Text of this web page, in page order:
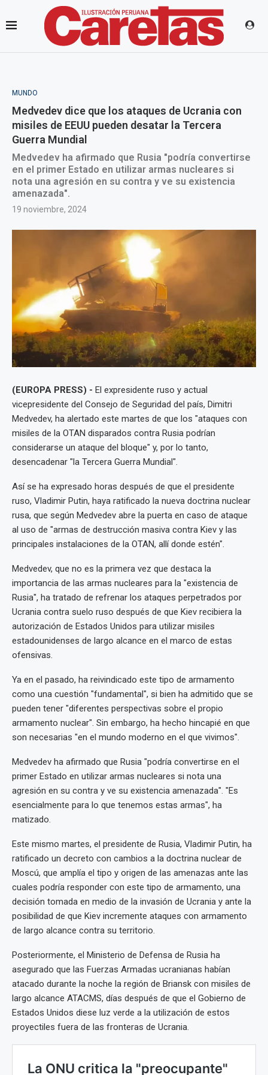
MUNDO
Medvedev dice que los ataques de Ucrania con
misiles de EEUU pueden desatar la Tercera
Guerra Mundial
Medvedev ha afirmado que Rusia "podría convertirse
en el primer Estado en utilizar armas nucleares si
nota una agresión en su contra y ve su existencia
amenazada".
19 noviembre, 2024
(EUROPA PRESS) - El expresidente ruso y actual
vicepresidente del Consejo de Seguridad del país, Dimitri
Medvedev, ha alertado este martes de que los "ataques con
misiles de la OTAN disparados contra Rusia podrían
considerarse un ataque del bloque" y, por lo tanto,
desencadenar "la Tercera Guerra Mundial".
Así se ha expresado horas después de que el presidente
ruso, Vladimir Putin, haya ratificado la nueva doctrina nuclear
rusa, que según Medvedev abre la puerta en caso de ataque
al uso de "armas de destrucción masiva contra Kiev y las
principales instalaciones de la OTAN, allí donde estén".
Medvedev, que no es la primera vez que destaca la
importancia de las armas nucleares para la "existencia de
Rusia", ha tratado de refrenar los ataques perpetrados por
Ucrania contra suelo ruso después de que Kiev recibiera la
autorización de Estados Unidos para utilizar misiles
estadounidenses de largo alcance en el marco de estas
ofensivas.
Ya en el pasado, ha reivindicado este tipo de armamento
como una cuestión "fundamental", si bien ha admitido que se
pueden tener "diferentes perspectivas sobre el propio
armamento nuclear". Sin embargo, ha hecho hincapié en que
son necesarias "en el mundo moderno en el que vivimos".
Medvedev ha afirmado que Rusia "podría convertirse en el
primer Estado en utilizar armas nucleares si nota una
agresión en su contra y ve su existencia amenazada". "Es
esencialmente para lo que tenemos estas armas", ha
matizado.
Este mismo martes, el presidente de Rusia, Vladimir Putin, ha
ratificado un decreto con cambios a la doctrina nuclear de
Moscú, que amplía el tipo y origen de las amenazas ante las
cuales podría responder con este tipo de armamento, una
decisión tomada en medio de la invasión de Ucrania y ante la
posibilidad de que Kiev incremente ataques con armamento
de largo alcance contra su territorio.
Posteriormente, el Ministerio de Defensa de Rusia ha
asegurado que las Fuerzas Armadas ucranianas habían
atacado durante la noche la región de Briansk con misiles de
largo alcance ATACMS, días después de que el Gobierno de
Estados Unidos diese luz verde a la utilización de estos
proyectiles fuera de las fronteras de Ucrania.